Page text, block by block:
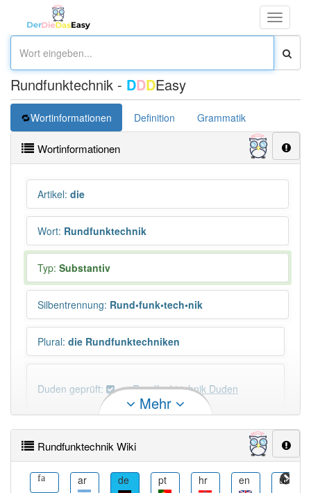
Toggle
Rundfunktechnik - DDDEasy
Wortinformationen Definition Grammatik
Wortinformationen
Artikel: die
Wort: Rundfunktechnik
Typ: Substantiv
Silbentrennung: Rund•funk•tech•nik
Plural: die Rundfunktechniken
Duden geprüft: Rundfunktechnik Duden
PowerIndex:3
Mehr
Rundfunktechnik Wiki
fa ar de pt hr en ur